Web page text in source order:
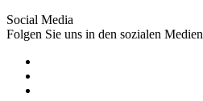
Social Media
Folgen Sie uns in den sozialen Medien